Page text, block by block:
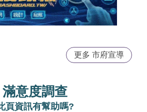
更多 市府宣導
滿意度調查
頁資訊有幫助嗎?